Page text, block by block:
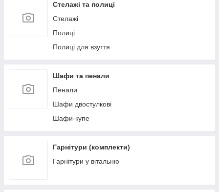
Стелажі та полиці
Стелажі
Полиці
Полиці для взуття
Шафи та пенали
Пенали
Шафи двостулкові
Шафи-купе
Гарнітури (комплекти)
Гарнітури у вітальню